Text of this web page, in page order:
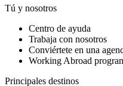
Tú y nosotros
Centro de ayuda
Trabaja con nosotros
Conviértete en una
Working Abroad
Principales destinos